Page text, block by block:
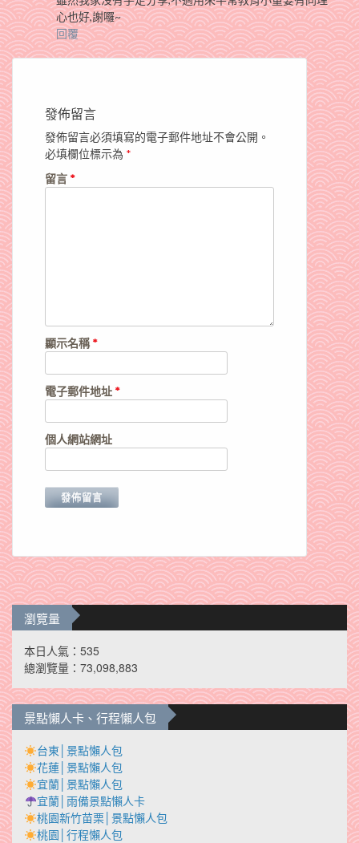
心也好,謝囉~
回覆
發佈留言
發佈留言必須填寫的電子郵件地址不會公開。
必填欄位標示為 *
留言 *
顯示名稱*
電子郵件地址 *
個人網站網址
瀏覽量
本日人氣：535
總瀏覽量：73,098,883
景點懶人卡、行程懶人包
台東│景點懶人包
花蓮│景點懶人包
宜蘭│景點懶人包
宜蘭│雨備景點懶人卡
桃園新竹苗栗│景點懶人包
桃園│行程懶人包